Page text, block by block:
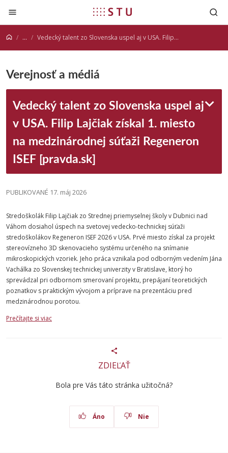
Prejsť na obsah
... Vedecký talent zo Slovenska uspel aj v USA. Filip Lajčiak získal 1. miesto na medzinárodnej súťaži Regeneron ISEF [pravda.sk]
Verejnosť a médiá
Vedecký talent zo Slovenska uspel aj
v USA. Filip Lajčiak získal 1. miesto
na medzinárodnej súťaži Regeneron
ISEF [pravda.sk]
PUBLIKOVANÉ 17. máj 2026
Stredoškolák Filip Lajčiak zo Strednej priemyselnej školy v Dubnici nad
Váhom dosiahol úspech na svetovej vedecko-technickej súťaži
stredoškolákov Regeneron ISEF 2026 v USA. Prvé miesto získal za projekt
stereovízneho 3D skenovacieho systému určeného na snímanie
mikroskopických vzoriek. Jeho práca vznikala pod odborným vedením Jána
Vachálka zo Slovenskej technickej univerzity v Bratislave, ktorý ho
sprevádzal pri odbornom smerovaní projektu, prepájaní teoretických
poznatkov s praktickým vývojom a príprave na prezentáciu pred
medzinárodnou porotou.
Prečítajte si viac
ZDIEĽAŤ
Bola pre Vás táto stránka užitočná?
Áno Nie